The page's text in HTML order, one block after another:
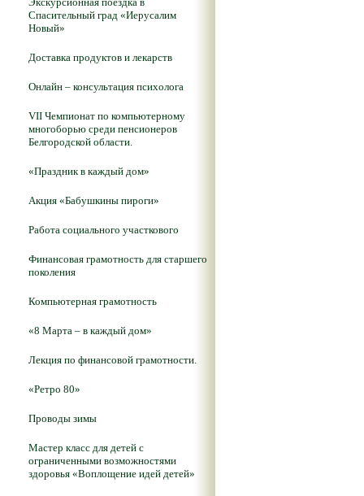
Спасительный град «Иерусалим
Новый»
Доставка продуктов и лекарств
Онлайн – консультация психолога
VII Чемпионат по компьютерному
многоборью среди пенсионеров
Белгородской области.
«Праздник в каждый дом»
Акция «Бабушкины пироги»
Работа социального участкового
Финансовая грамотность для старшего
поколения
Компьютерная грамотность
«8 Марта – в каждый дом»
Лекция по финансовой грамотности.
«Ретро 80»
Проводы зимы
Мастер класс для детей с
ограниченными возможностями
здоровья «Воплощение идей детей»